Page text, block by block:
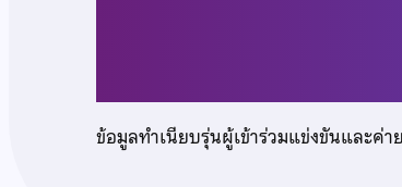
ข้อมูลทำเนียบรุ่นผู้เข้าร่วมแข่งขันและค่